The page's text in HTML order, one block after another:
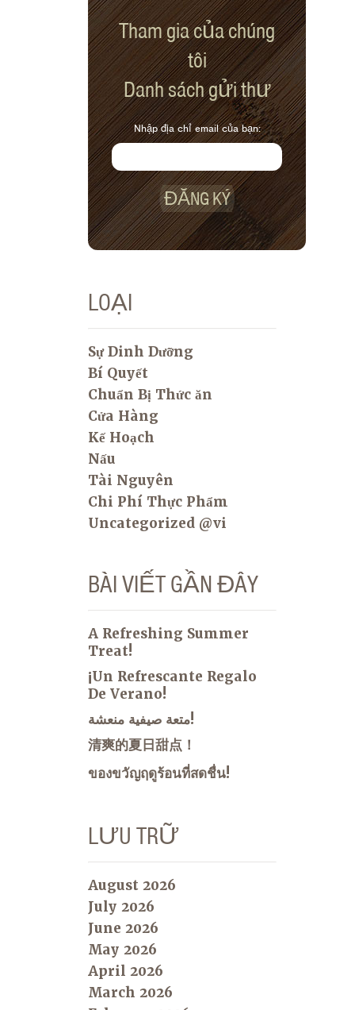
Tham gia của chúng
tôi
Danh sách gửi thư
Nhập địa chỉ email của bạn:
ĐĂNG KÝ
LOẠI
Sự Dinh Dưỡng
Bí Quyết
Chuẩn Bị Thức ăn
Cửa Hàng
Kế Hoạch
Nấu
Tài Nguyên
Chi Phí Thực Phẩm
Uncategorized @vi
BÀI VIẾT GẦN ĐÂY
A Refreshing Summer
Treat!
¡Un Refrescante Regalo
De Verano!
متعة صيفية منعشة!
清爽的夏日甜点！
ของขวัญฤดูร้อนที่สดชื่น!
LƯU TRỮ
August 2026
July 2026
June 2026
May 2026
April 2026
March 2026